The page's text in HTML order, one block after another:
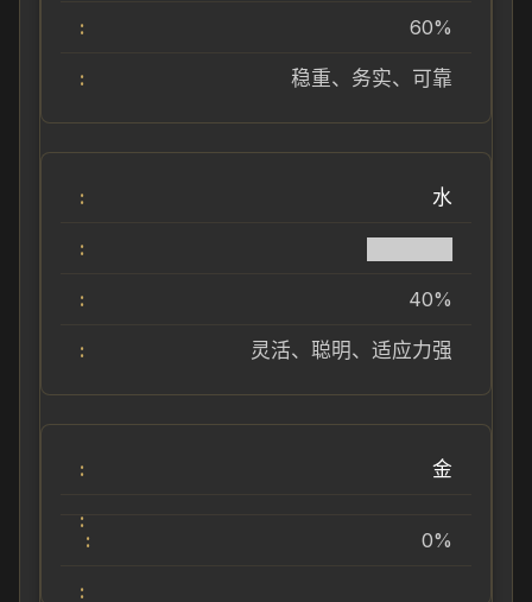
60%
稳重、务实、可靠
水
40%
灵活、聪明、适应力强
金
0%